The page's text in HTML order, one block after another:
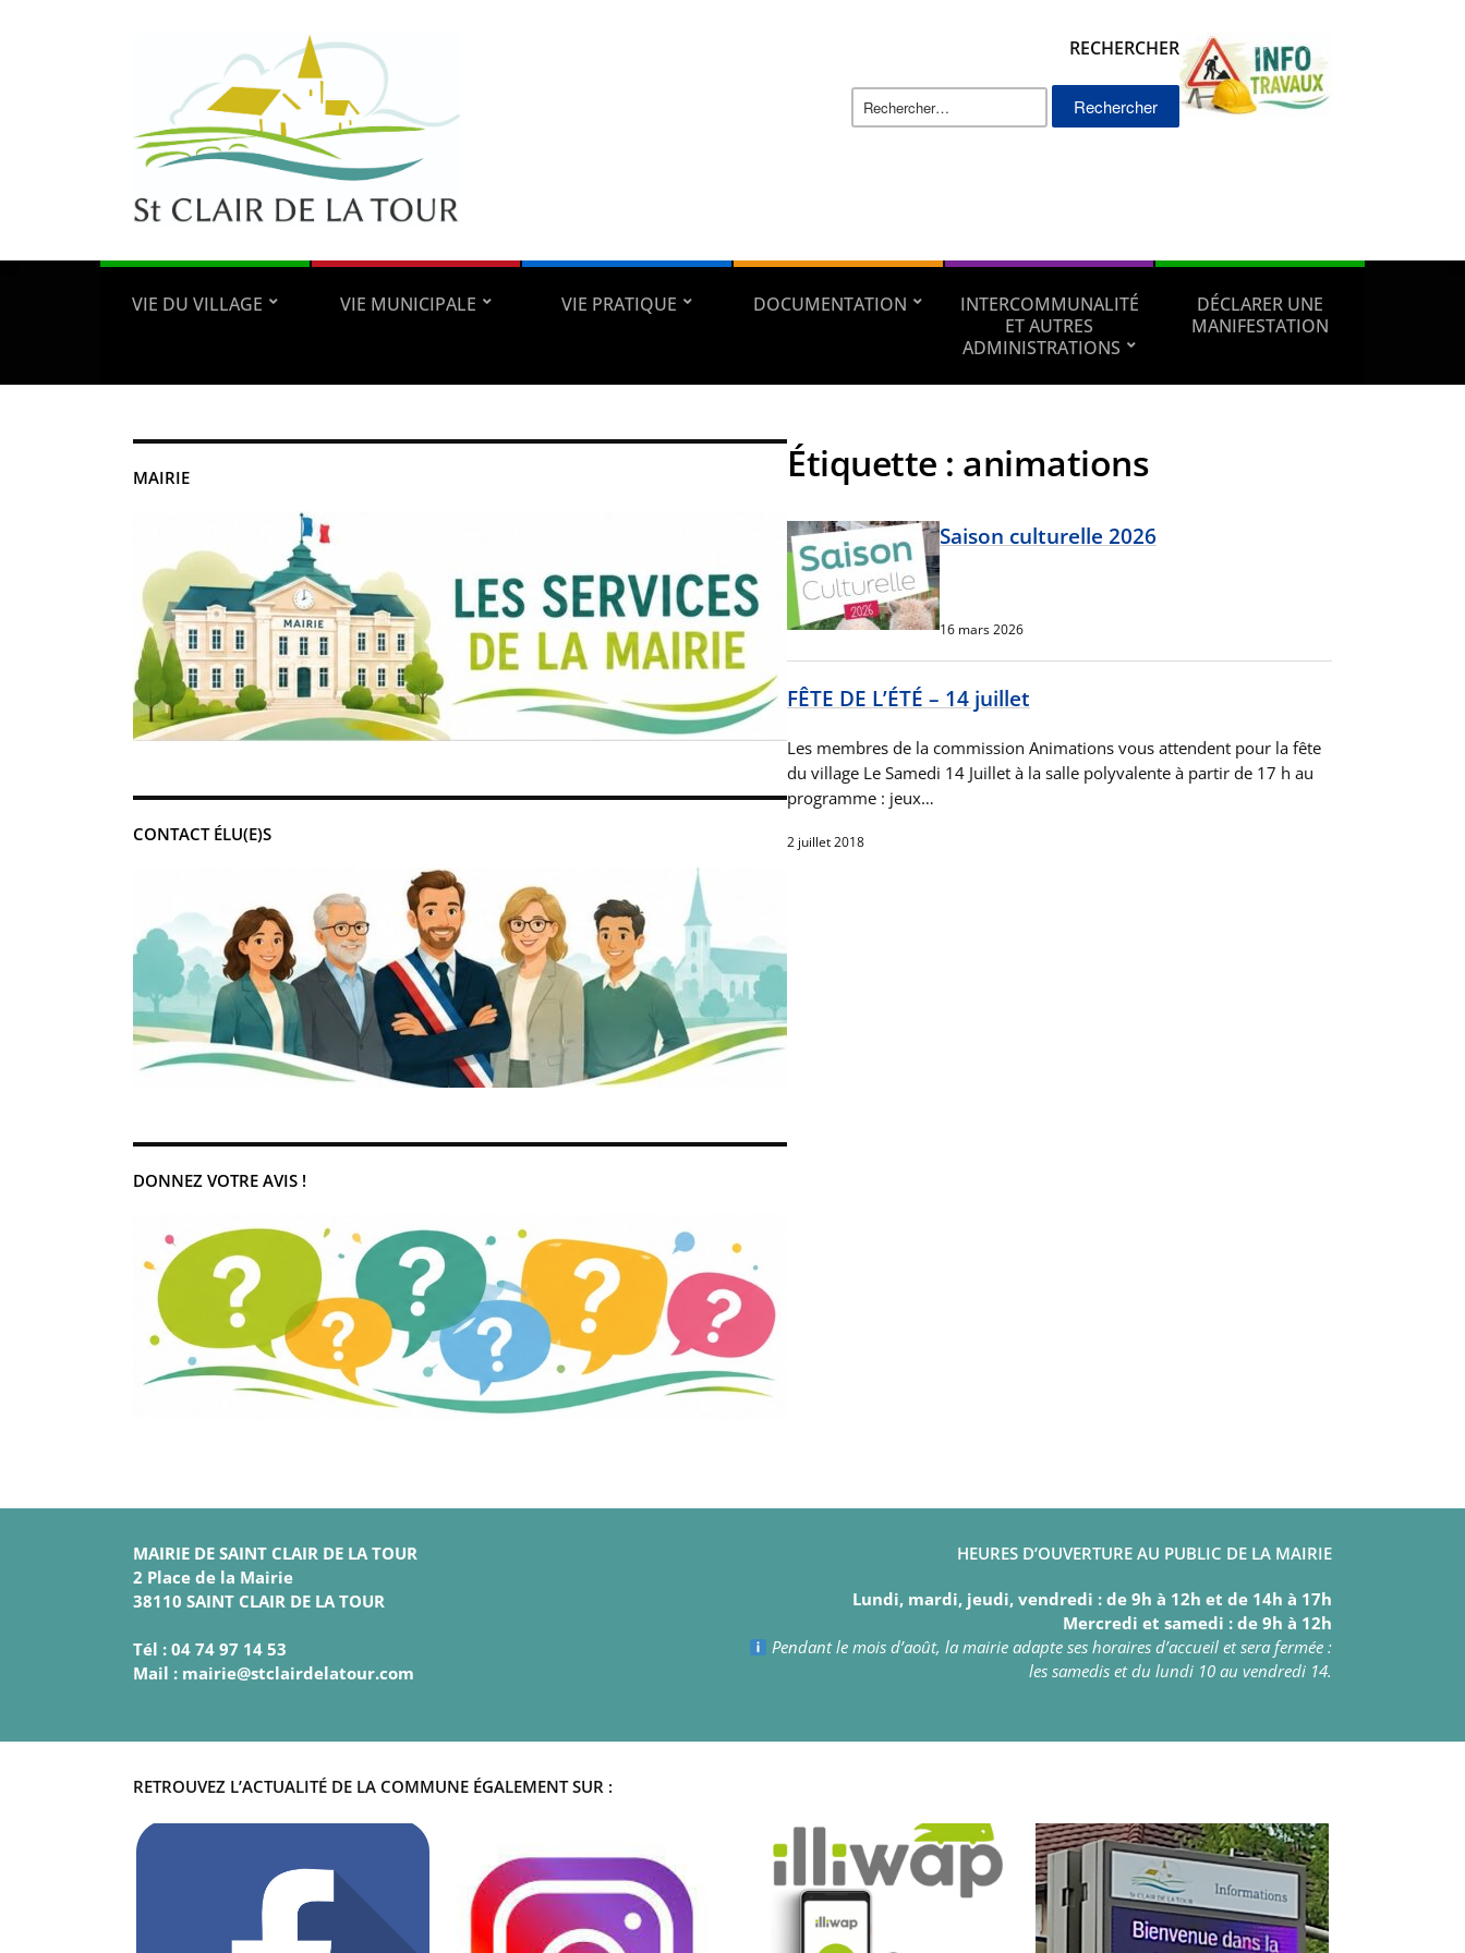
RECHERCHER
Rechercher :
VIE DU VILLAGE VIE MUNICIPALE VIE PRATIQUE DOCUMENTATION
INTERCOMMUNALITÉ
ET AUTRES
ADMINISTRATIONS
DÉCLARER UNE
MANIFESTATION
MAIRIE
CONTACT ÉLU(E)S
DONNEZ VOTRE AVIS !
Étiquette : animations
Saison culturelle 2026
16 mars 2026
FÊTE DE L’ÉTÉ – 14 juillet
Les membres de la commission Animations vous attendent pour la fête
du village Le Samedi 14 Juillet à la salle polyvalente à partir de 17 h au
programme : jeux…
2 juillet 2018
MAIRIE DE SAINT CLAIR DE LA TOUR
2 Place de la Mairie
38110 SAINT CLAIR DE LA TOUR
Tél : 04 74 97 14 53
Mail : mairie@stclairdelatour.com
HEURES D’OUVERTURE AU PUBLIC DE LA MAIRIE
Lundi, mardi, jeudi, vendredi : de 9h à 12h et de 14h à 17h
Mercredi et samedi : de 9h à 12h
Pendant le mois d’août, la mairie adapte ses horaires d’accueil et sera fermée :
les samedis et du lundi 10 au vendredi 14.
RETROUVEZ L’ACTUALITÉ DE LA COMMUNE ÉGALEMENT SUR :